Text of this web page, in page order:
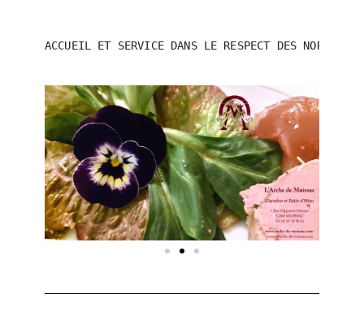
ACCUEIL ET SERVICE DANS LE RESPECT DES NORMES